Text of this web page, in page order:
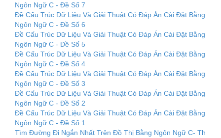
Ngôn Ngữ C - Đề Số 7
Đề Cấu Trúc Dữ Liệu Và Giải Thuật Có Đáp Án Cài Đặt Bằng
Ngôn Ngữ C - Đề Số 6
Đề Cấu Trúc Dữ Liệu Và Giải Thuật Có Đáp Án Cài Đặt Bằng
Ngôn Ngữ C - Đề Số 5
Đề Cấu Trúc Dữ Liệu Và Giải Thuật Có Đáp Án Cài Đặt Bằng
Ngôn Ngữ C - Đề Số 4
Đề Cấu Trúc Dữ Liệu Và Giải Thuật Có Đáp Án Cài Đặt Bằng
Ngôn Ngữ C - Đề Số 3
Đề Cấu Trúc Dữ Liệu Và Giải Thuật Có Đáp Án Cài Đặt Bằng
Ngôn Ngữ C - Đề Số 2
Đề Cấu Trúc Dữ Liệu Và Giải Thuật Có Đáp Án Cài Đặt Bằng
Ngôn Ngữ C - Đề Số 1
Tìm Đường Đi Ngắn Nhất Trên Đồ Thị Bằng Ngôn Ngữ C- Th